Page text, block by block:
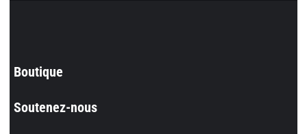
Boutique
Soutenez-nous